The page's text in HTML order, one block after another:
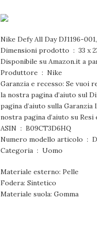
Nike Defy All Day DJ1196-
Dimensioni
Produttore ‏ : ‎ Nike
Garanzia e recesso: Se
la nostra pagina d’aiuto sul
pagina d’aiuto sulla
nostra pagina d’aiuto su
ASIN ‏ : ‎ B09CT3D6HQ
Numero
Categoria ‏ : ‎ Uomo
Materiale esterno: Pelle
Fodera: Sintetico
Materiale suola: Gomma